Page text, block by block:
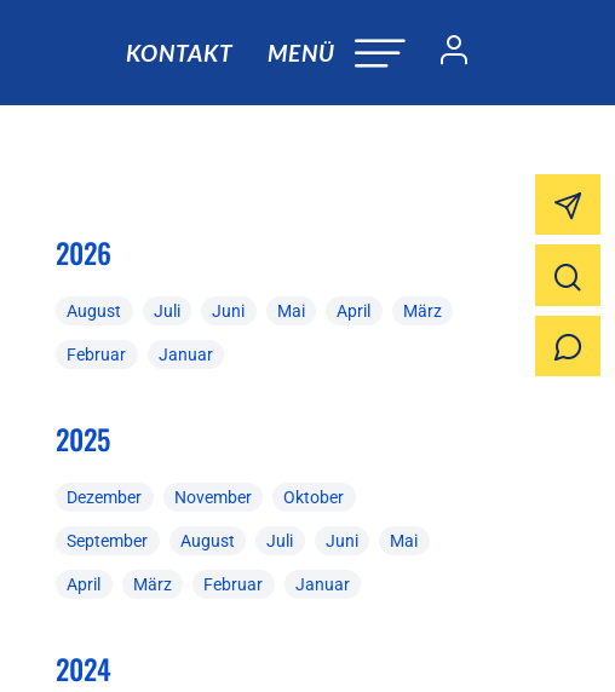
KONTAKT MENÜ
2026
August Juli Juni Mai April März
Februar Januar
2025
Dezember November Oktober
September August Juli Juni Mai
April März Februar Januar
2024